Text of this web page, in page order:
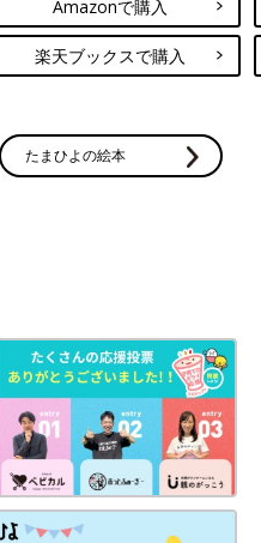
計画を立てているんだとか♪
「売り切れる前に！」
いでしょうか？キャンドゥか
ウィングッズが登場していま
リンク先は、削除される場合
さい。
り、現在と異なる場合があり
Amazonで購入
楽天ブックスで購入
たまひよの絵本